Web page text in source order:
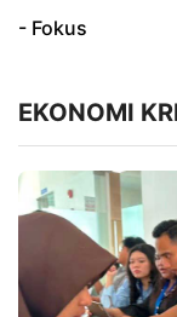
- Fokus
EKONOMI